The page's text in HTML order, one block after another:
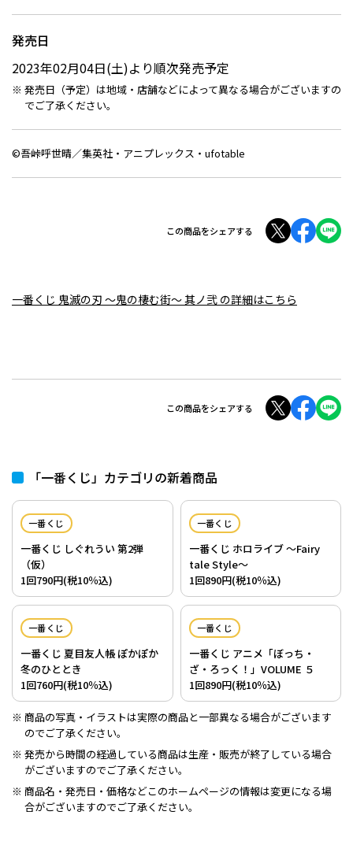
発売日
2023年02月04日(土)より順次発売予定
発売日（予定）は地域・店舗などによって異なる場合がございますの
でご了承ください。
©吾峠呼世晴／集英社・アニプレックス・ufotable
この商品をシェアする
一番くじ 鬼滅の刃 ～鬼の棲む街～ 其ノ弐 の詳細はこちら
この商品をシェアする
「一番くじ」カテゴリの新着商品
一番くじ
一番くじ しぐれうい 第2弾
（仮）
1回790円(税10％込)
一番くじ
一番くじ ホロライブ ～Fairy
tale Style～
1回890円(税10％込)
一番くじ
一番くじ 夏目友人帳 ぽかぽか
冬のひととき
1回760円(税10％込)
一番くじ
一番くじ アニメ「ぼっち・
ざ・ろっく！」VOLUME ５
1回890円(税10％込)
商品の写真・イラストは実際の商品と一部異なる場合がございます
のでご了承ください。
発売から時間の経過している商品は生産・販売が終了している場合
がございますのでご了承ください。
商品名・発売日・価格などこのホームページの情報は変更になる場
合がございますのでご了承ください。